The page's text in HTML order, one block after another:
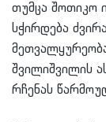
თუმცა შოთიკო
სჭირდება
შვილიშვილის
რჩენას